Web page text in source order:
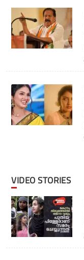
VIDEO STORIES